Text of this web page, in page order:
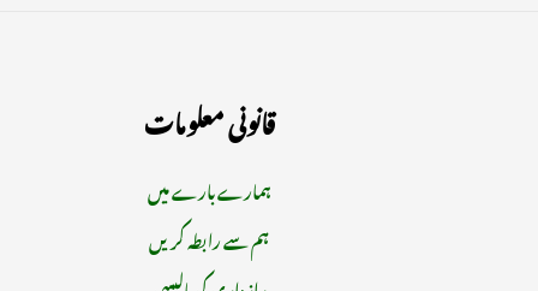
قانونی معلومات
ہمارے بارے میں
ہم سے رابطہ کریں